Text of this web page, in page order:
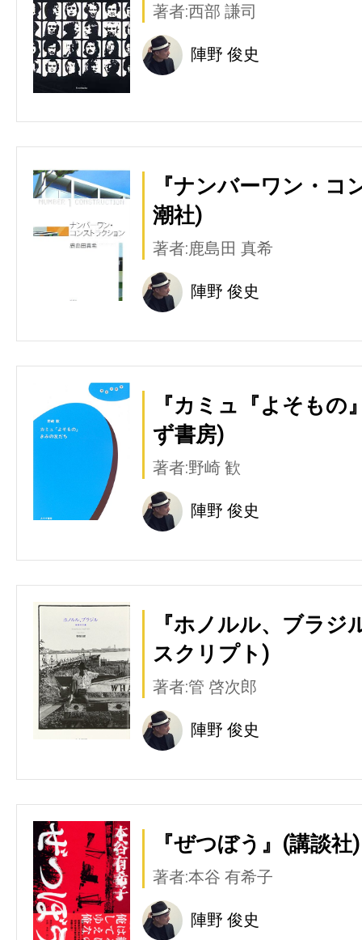
著者:西部 謙司
陣野 俊史
『ナンバーワン・
潮社)
著者:鹿島田 真希
陣野 俊史
『カミュ『よそも
ず書房)
著者:野崎 歓
陣野 俊史
『ホノルル、ブラジ
スクリプト)
著者:管 啓次郎
陣野 俊史
『ぜつぼう』(講談社)
著者:本谷 有希子
陣野 俊史